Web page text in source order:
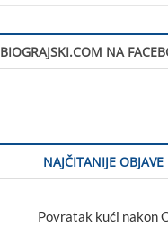
BIOGRAJSKI.COM NA
NAJČITANIJE OBJAVE
Povratak kući nakon